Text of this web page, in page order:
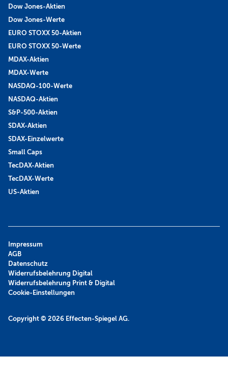
Dow Jones-Aktien
Dow Jones-Werte
EURO STOXX 50-Aktien
EURO STOXX 50-Werte
MDAX-Aktien
MDAX-Werte
NASDAQ-100-Werte
NASDAQ-Aktien
S&P-500-Aktien
SDAX-Aktien
SDAX-Einzelwerte
Small Caps
TecDAX-Aktien
TecDAX-Werte
US-Aktien
Copyright © 2026 Effecten-Spiegel AG.
Impressum
AGB
Datenschutz
Widerrufsbelehrung Digital
Widerrufsbelehrung Print & Digital
Cookie-Einstellungen